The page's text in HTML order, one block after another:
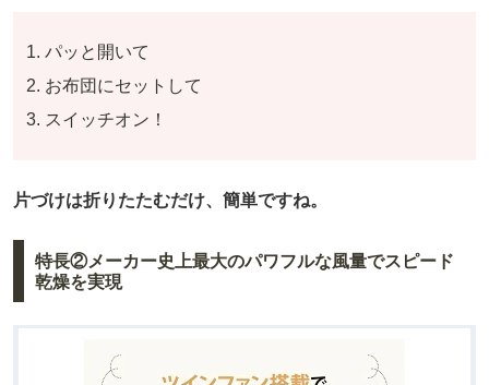
パッと開いて
お布団にセットして
スイッチオン！
片づけは折りたたむだけ、簡単ですね。
特長②メーカー史上最大のパワフルな風量でスピード
乾燥を実現